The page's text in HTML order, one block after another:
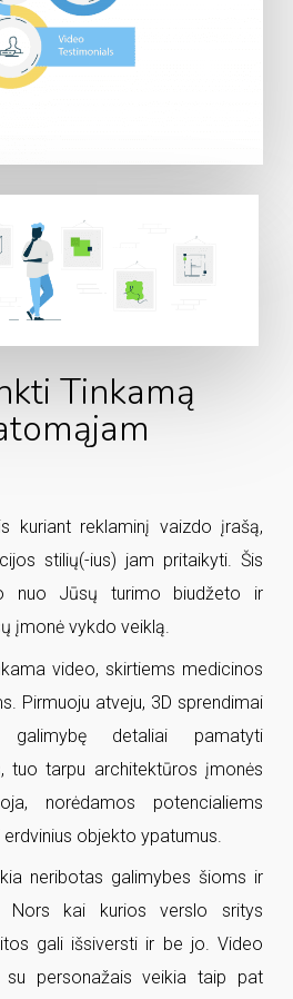
Tinkamą
kuriant reklaminį vaizdo įrašą,
stilių(-ius) jam pritaikyti. Šis
nuo Jūsų turimo biudžeto ir
įmonė vykdo veiklą.
video, skirtiems medicinos
Pirmuoju atveju, 3D sprendimai
galimybę detaliai pamatyti
tuo tarpu architektūros įmonės
norėdamos potencialiems
objekto ypatumus.
neribotas galimybes šioms ir
Nors kai kurios verslo sritys
gali išsiversti ir be jo. Video
personažais veikia taip pat